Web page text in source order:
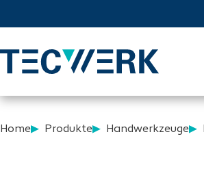
Home Produkte Handwerkzeuge